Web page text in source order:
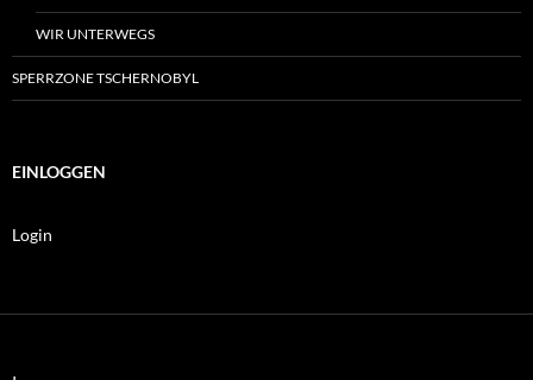
WIR UNTERWEGS
SPERRZONE TSCHERNOBYL
EINLOGGEN
Login